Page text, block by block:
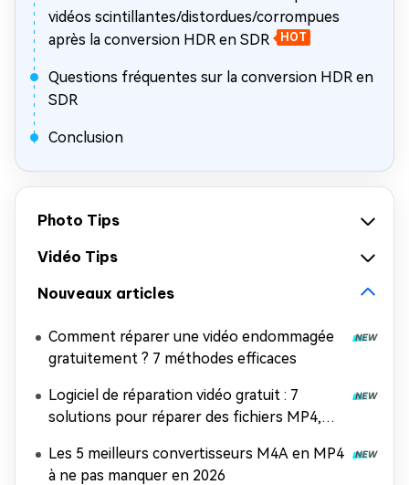
vidéos scintillantes/distordues/corrompues
après la conversion HDR en SDR
HOT
Questions fréquentes sur la conversion HDR en
SDR
Conclusion
Photo Tips
Vidéo Tips
Nouveaux articles
Comment réparer une vidéo endommagée
gratuitement ? 7 méthodes efficaces
Logiciel de réparation vidéo gratuit : 7
solutions pour réparer des fichiers MP4,
Les 5 meilleurs convertisseurs M4A en MP4
à ne pas manquer en 2026